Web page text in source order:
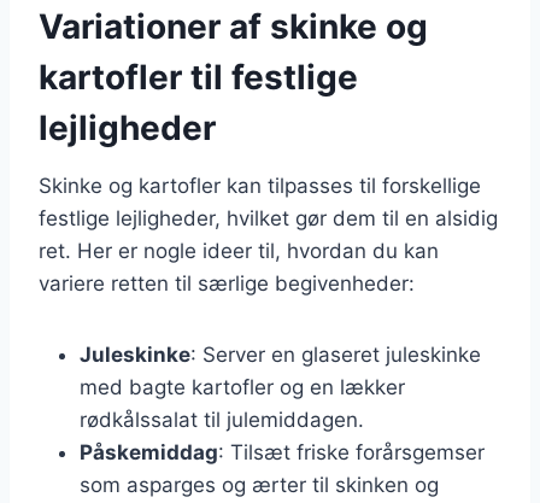
Variationer af skinke og
kartofler til festlige
lejligheder
Skinke og kartofler kan tilpasses til forskellige
festlige lejligheder, hvilket gør dem til en alsidig
ret. Her er nogle ideer til, hvordan du kan
variere retten til særlige begivenheder:
Juleskinke: Server en glaseret juleskinke
med bagte kartofler og en lækker
rødkålssalat til julemiddagen.
Påskemiddag: Tilsæt friske forårsgemser
som asparges og ærter til skinken og